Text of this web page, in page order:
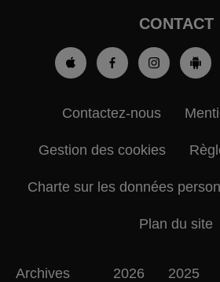
CONTACT
Contactez-nous
Gestion des cookies
Charte sur les données
Plan du site
Archives 2026 2025